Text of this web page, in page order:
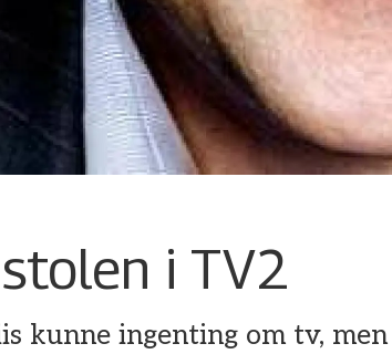
i TV2
kunne ingenting om tv,